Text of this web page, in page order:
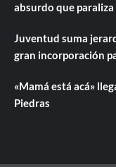
absurdo que
Juventud suma
gran incorporación
«Mamá está acá»
Piedras